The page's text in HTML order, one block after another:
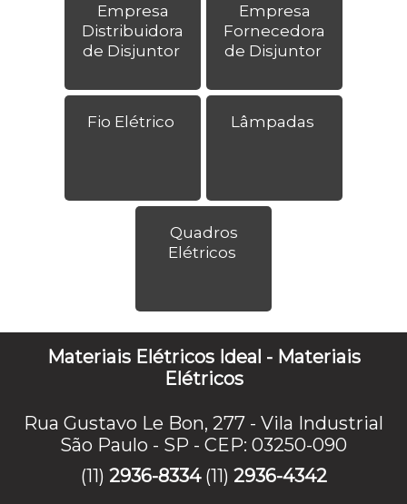
Empresa
Distribuidora
de Disjuntor
Empresa
Fornecedora
de Disjuntor
Fio Elétrico Lâmpadas
Quadros
Elétricos
Materiais Elétricos Ideal - Materiais
Elétricos
Rua Gustavo Le Bon, 277 - Vila Industrial
São Paulo - SP - CEP: 03250-090
(11) 2936-8334 (11) 2936-4342